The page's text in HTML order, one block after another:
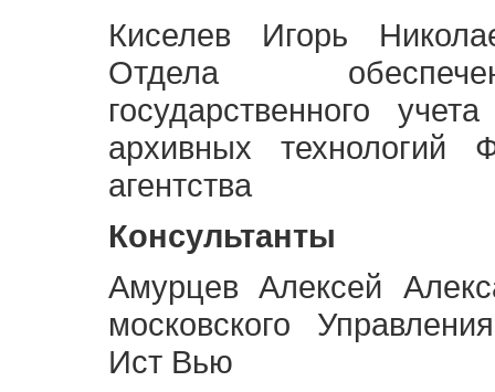
Киселев Игорь
Отдела
государственного
архивных технологий
агентства
Консультанты
Амурцев Алексей
московского
Ист Вью